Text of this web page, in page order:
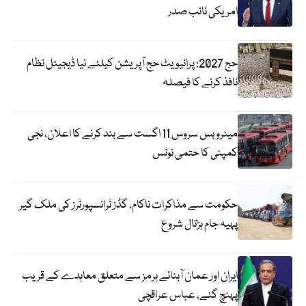
امریکی نائب صدر
حج 2027: پرائیویٹ حج آپریشن کیلئے نیا ڈیجیٹل نظام
نافذ کرنے کا فیصلہ
میٹرو بس سروس 11 اگست سے بند کرنے کا اعلان، نجی
کمپنی کا حتمی نوٹس
حکومت سے مذاکرات ناکام، گڈز ٹرانسپورٹرز کی ملک گیر
پہیہ جام ہڑتال شروع
ایران اور عمان آبنائے ہرمز سے متعلق معاہدے کے قریب
پہنچ گئے، عباس عراقچی